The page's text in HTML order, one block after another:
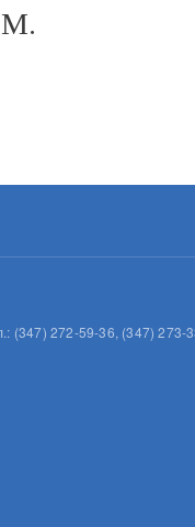
(347) 272-59-36, (347)